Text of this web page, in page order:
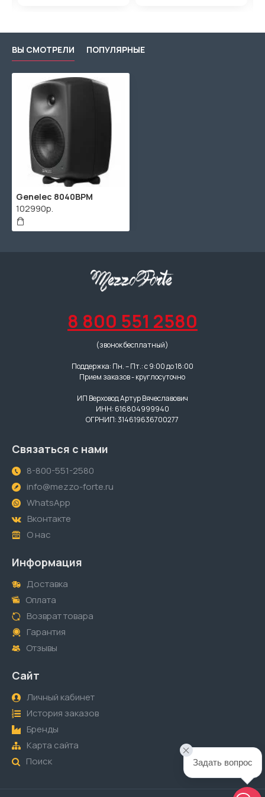
ВЫ СМОТРЕЛИ ПОПУЛЯРНЫЕ
Genelec 8040BPM
102990р.
8 800 551 2580
(звонок бесплатный)
Поддержка: Пн. – Пт.: с 9:00 до 18:00
Прием заказов - круглосуточно
ИП Верховод Артур Вячеславович
ИНН: 616804999940
ОГРНИП: 314619636700277
Связаться с нами
8-800-551-2580
info@mezzo-forte.ru
WhatsApp
Вконтакте
О нас
Информация
Доставка
Оплата
Возврат товара
Гарантия
Отзывы
Сайт
Личный кабинет
История заказов
Бренды
Карта сайта
Поиск
Задать вопрос